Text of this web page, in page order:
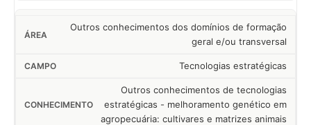
Outros conhecimentos dos domínios de formação
geral e/ou transversal
Tecnologias estratégicas
Outros conhecimentos de tecnologias
estratégicas - melhoramento genético em
agropecuária: cultivares e matrizes animais